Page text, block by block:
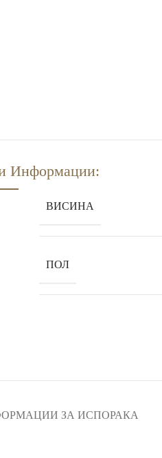
Информации:
ВИСИНА
ПОЛ
ЗА ИСПОРАКА